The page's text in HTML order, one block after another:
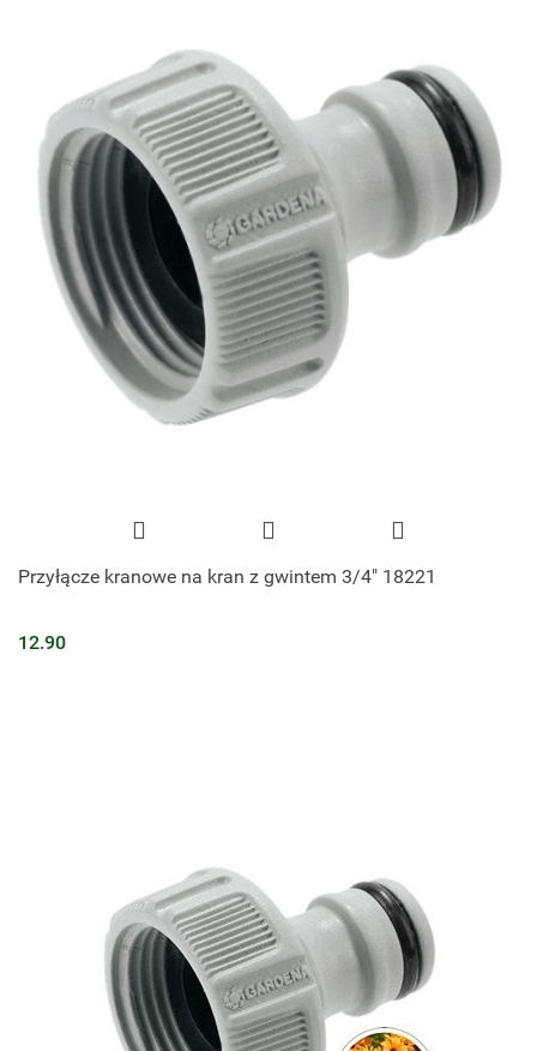
Przyłącze kranowe na kran z gwintem 3/4" 18221
12.90